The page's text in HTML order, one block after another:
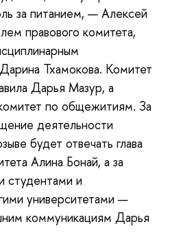
за питанием, — Алексей
правового комитета,
Тхамокова. Комитет
Дарья Мазур, а
по общежитиям. За
деятельности
будет отвечать глава
Алина Бонай, а за
студентами и
университетами —
коммуникациям Дарья